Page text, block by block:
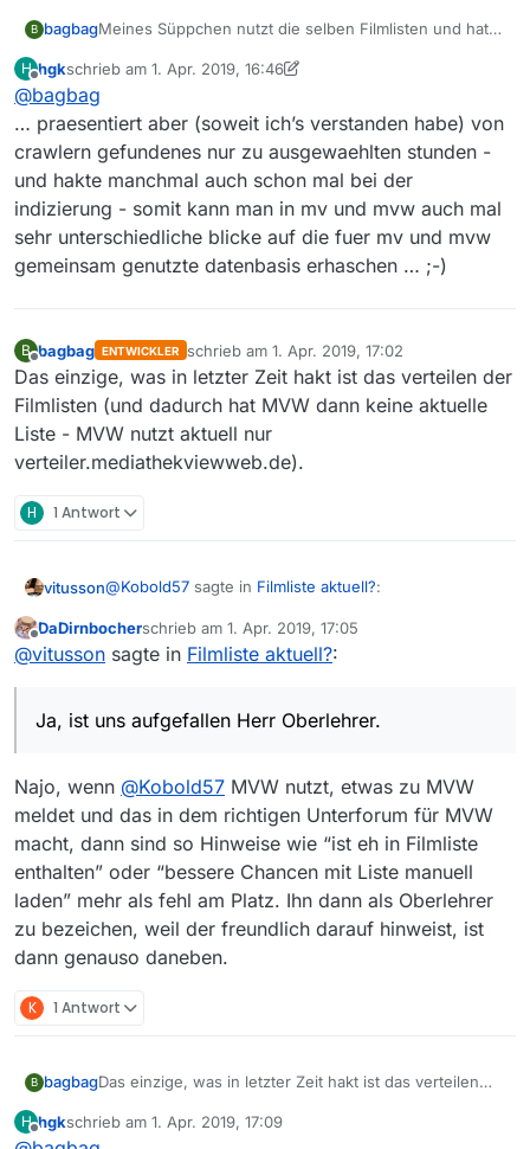
B bagbagMeines Süppchen nutzt die selben Filmlisten und hat
Java Client.
H
Offline
hgkschrieb am 1. Apr. 2019, 16:46
zuletzt editiert von hgk4. Jan. 2019, 18:51
@bagbag
… praesentiert aber (soweit ich’s verstanden habe) von
crawlern gefundenes nur zu ausgewaehlten stunden -
und hakte manchmal auch schon mal bei der
indizierung - somit kann man in mv und mvw auch mal
sehr unterschiedliche blicke auf die fuer mv und mvw
gemeinsam genutzte datenbasis erhaschen … ;-)
B
Offline
bagbag ENTWICKLER schrieb am 1. Apr. 2019, 17:02
zuletzt editiert von
Das einzige, was in letzter Zeit hakt ist das verteilen der
Filmlisten (und dadurch hat MVW dann keine aktuelle
Liste - MVW nutzt aktuell nur
verteiler.mediathekviewweb.de).
H 1 Antwort
vitusson@Kobold57 sagte in Filmliste aktuell?:
Also bei steht die Filmliste immer noch auf
aufgefallen?
auch aufgefallen, daß beides nur Frontends für ein
und dieselbe Filmliste sind, und wenn es an der
Symptome.
Offline
DaDirnbocherschrieb am 1. Apr. 2019, 17:05
zuletzt editiert von
@vitusson sagte in Filmliste aktuell?:
Ja, ist uns aufgefallen Herr Oberlehrer.
Najo, wenn @Kobold57 MVW nutzt, etwas zu MVW
meldet und das in dem richtigen Unterforum für MVW
macht, dann sind so Hinweise wie “ist eh in Filmliste
enthalten” oder “bessere Chancen mit Liste manuell
laden” mehr als fehl am Platz. Ihn dann als Oberlehrer
zu bezeichen, weil der freundlich darauf hinweist, ist
dann genauso daneben.
K 1 Antwort
B bagbagDas einzige, was in letzter Zeit hakt ist das verteilen
aktuelle Liste - MVW nutzt aktuell nur
H
Offline
hgkschrieb am 1. Apr. 2019, 17:09
zuletzt editiert von